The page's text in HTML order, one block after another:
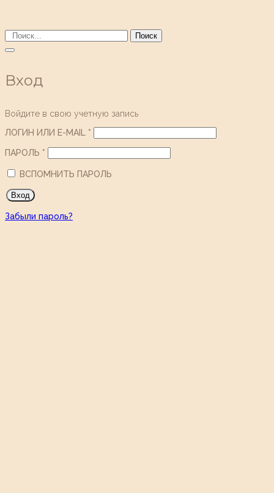
Поиск
Вход
Войдите в свою учетную запись
ЛОГИН ИЛИ E-MAIL *
ПАРОЛЬ *
ВСПОМНИТЬ ПАРОЛЬ
Забыли пароль?